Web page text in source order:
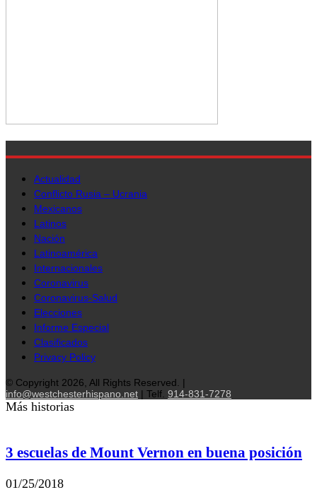
Actualidad
Conflicto Rusia – Ucrania
Mexicanos
Latinos
Nación
Latinoamérica
Internacionales
Coronavirus
Coronavirus-Salud
Elecciones
Informe Especial
Clasificados
Privacy Policy
© Copyright 2026, All Rights Reserved. |
info@westchesterhispano.net | Telf. 914-831-7278
Más historias
3 escuelas de Mount Vernon en buena posición
01/25/2018